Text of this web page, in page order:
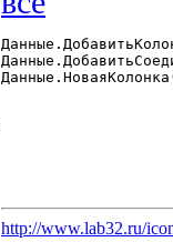
http://www.lab32.ru/